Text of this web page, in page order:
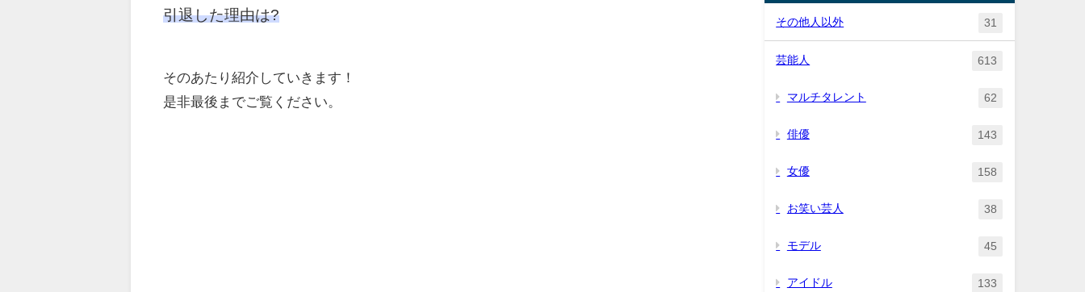
引退した理由は?
そのあたり紹介していきます！
是非最後までご覧ください。
その他人以外 31
芸能人 613
マルチタレント 62
俳優 143
女優 158
お笑い芸人 38
モデル 45
アイドル 133